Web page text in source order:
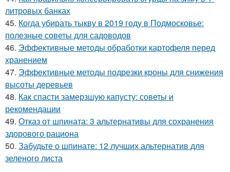
литровых банках
45. Когда убирать тыкву в 2019 году в Подмосковье:
полезные советы для садоводов
46. Эффективные методы обработки картофеля перед
хранением
47. Эффективные методы подрезки кроны для снижения
высоты деревьев
48. Как спасти замерзшую капусту: советы и
рекомендации
49. Отказ от шпината: 3 альтернативы для сохранения
здорового рациона
50. Забудьте о шпинате: 12 лучших альтернатив для
зеленого листа